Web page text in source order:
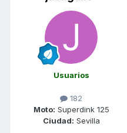
Usuarios
182
Moto: Superdink 125
Ciudad: Sevilla